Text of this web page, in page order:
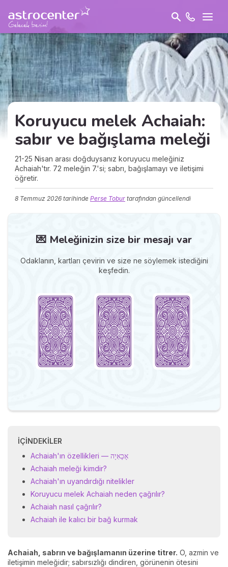
Koruyucu melek Achaiah:
sabır ve bağışlama meleği
21-25 Nisan arası doğduysanız koruyucu meleğiniz
Achaiah'tır. 72 meleğin 7.'si; sabrı, bağışlamayı ve iletişimi
öğretir.
8 Temmuz 2026 tarihinde Perse Tobur tarafından güncellendi
💌 Meleğinizin size bir mesajı var
Odaklanın, kartları çevirin ve size ne söylemek istediğini
keşfedin.
İÇINDEKILER
Achaiah'ın özellikleri — אָכָאִיָה
Achaiah meleği kimdir?
Achaiah'ın uyandırdığı nitelikler
Koruyucu melek Achaiah neden çağrılır?
Achaiah nasıl çağrılır?
Achaiah ile kalıcı bir bağ kurmak
Achaiah, sabrın ve bağışlamanın üzerine titrer. O, azmin ve
iletişimin meleğidir; sabırsızlığı dindiren, görünenin ötesini